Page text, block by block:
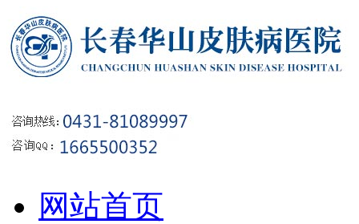
网站首页